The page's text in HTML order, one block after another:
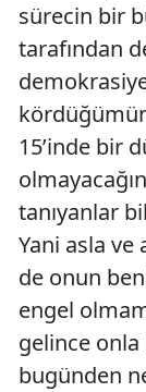
sürecin bir
tarafından
15’inde bir
tanıyanlar
Yani asla
de onun
engel
gelince
bugünden